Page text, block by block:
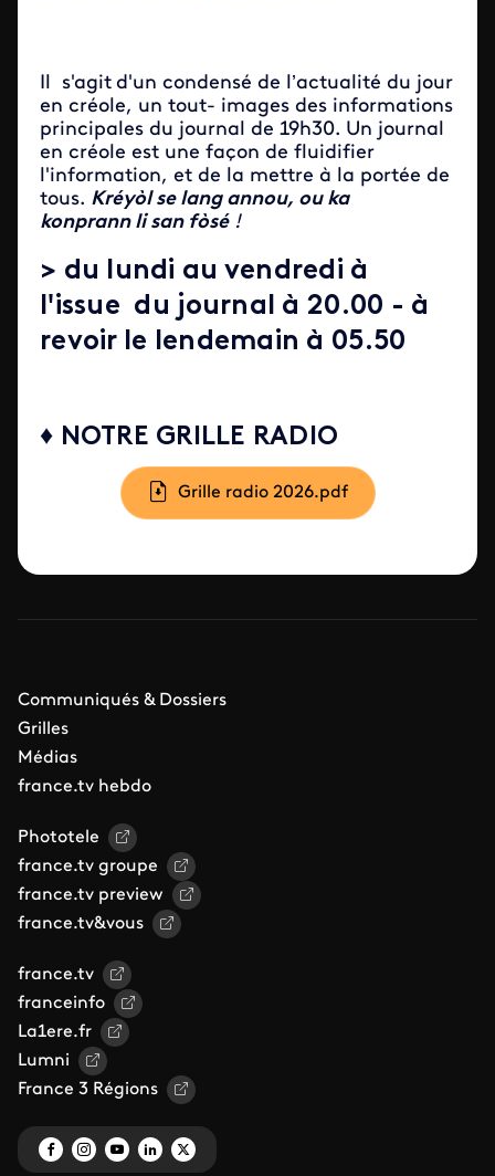
Il s'agit d'un condensé de l’actualité du jour
en créole, un tout- images des informations
principales du journal de 19h30. Un journal
en créole est une façon de fluidifier
l'information, et de la mettre à la portée de
tous. Kréyòl se lang annou, ou ka
konprann li san fòsé !
> du lundi au vendredi à
l'issue du journal à 20.00 - à
revoir le lendemain à 05.50
♦ NOTRE GRILLE RADIO
Document
Grille radio 2026.pdf
Communiqués & Dossiers
Grilles
Médias
france.tv hebdo
Phototele
france.tv groupe
france.tv preview
france.tv&vous
france.tv
franceinfo
La1ere.fr
Lumni
France 3 Régions